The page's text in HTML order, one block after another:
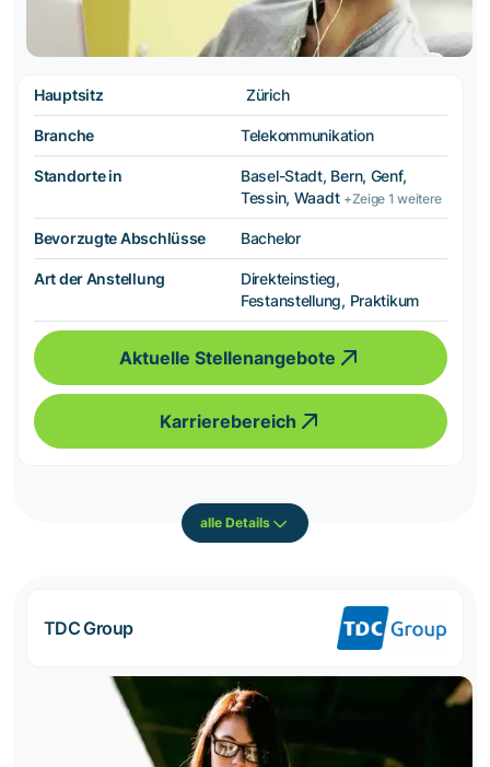
Hauptsitz Zürich
Branche Telekommunikation
Standorte in
Basel-Stadt, Bern, Genf,
Tessin, Waadt +Zeige 1 weitere
Bevorzugte Abschlüsse Bachelor
Art der Anstellung
Direkteinstieg,
Festanstellung, Praktikum
Aktuelle Stellenangebote
Karrierebereich
alle Details
TDC Group